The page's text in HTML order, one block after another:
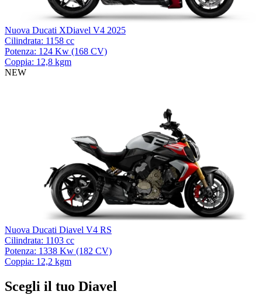
Nuova Ducati XDiavel V4 2025
Cilindrata: 1158 cc
Potenza: 124 Kw (168 CV)
Coppia: 12,8 kgm
NEW
Nuova Ducati Diavel V4 RS
Cilindrata: 1103 cc
Potenza: 1338 Kw (182 CV)
Coppia: 12,2 kgm
Scegli il tuo Diavel